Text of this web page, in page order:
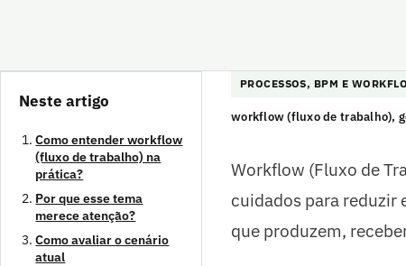
PROCESSOS, BPM E
workflow (fluxo de trabalho),
Workflow (Fluxo de
cuidados para reduzir
que produzem,
Neste artigo
Como entender workflow
(fluxo de trabalho) na
prática?
Por que esse tema
merece atenção?
Como avaliar o cenário
atual